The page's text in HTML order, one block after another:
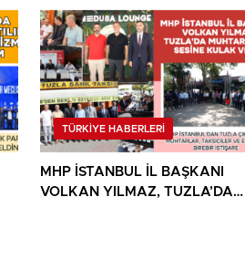
TÜRKİYE HABERLERİ
MHP İSTANBUL İL BAŞKANI
VOLKAN YILMAZ, TUZLA’DA